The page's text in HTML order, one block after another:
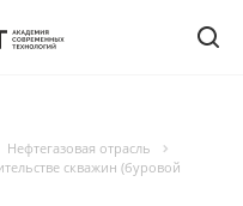
Нефтегазовая отрасль
скважин (буровой